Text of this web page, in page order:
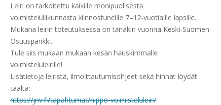
Leiri on tarkoitettu kaikille monipuolisesta
voimisteluliikunnasta kiinnostuneille 7–12-vuotiaille lapsille.
Mukana leirin toteutuksessa on tänäkin vuonna Keski-Suomen
Osuuspankki.
Tule siis mukaan mukaan kesän hauskimmalle
voimisteluleirille!
Lisätietoja leiristä, ilmoittautumisohjeet sekä hinnat löydät
täältä:
https://jnv.fi/tapahtumat/hippo-voimisteluleiri/